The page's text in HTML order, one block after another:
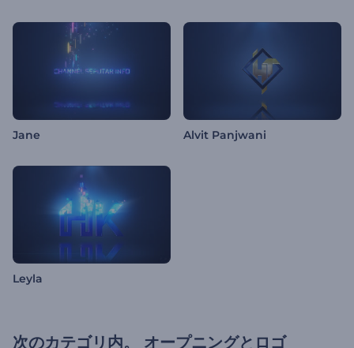
Jane Alvit Panjwani
Leyla
次のカテゴリ内。 オープニングとロゴ